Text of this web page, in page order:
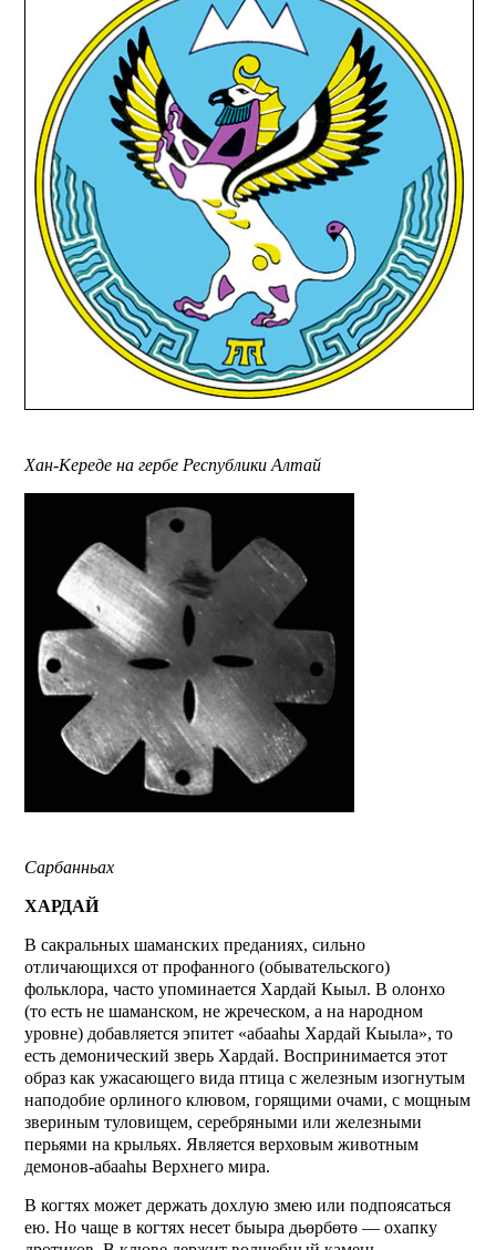
Хан-Кереде на гербе Республики Алтай
Сарбанньах
ХАРДАЙ
В сакральных шаманских преданиях, сильно
отличающихся от профанного (обывательского)
фольклора, часто упоминается Хардай Кыыл. В олонхо
(то есть не шаманском, не жреческом, а на народном
уровне) добавляется эпитет «абааhы Хардай Кыыла», то
есть демонический зверь Хардай. Воспринимается этот
образ как ужасающего вида птица с железным изогнутым
наподобие орлиного клювом, горящими очами, с мощным
звериным туловищем, серебряными или железными
перьями на крыльях. Является верховым животным
демонов-абааhы Верхнего мира.
В когтях может держать дохлую змею или подпоясаться
ею. Но чаще в когтях несет быыра дьөрбөтө — охапку